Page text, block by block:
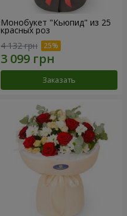
Монобукет "Кьюпид" из 25
красных роз
4 132 грн
Заказать